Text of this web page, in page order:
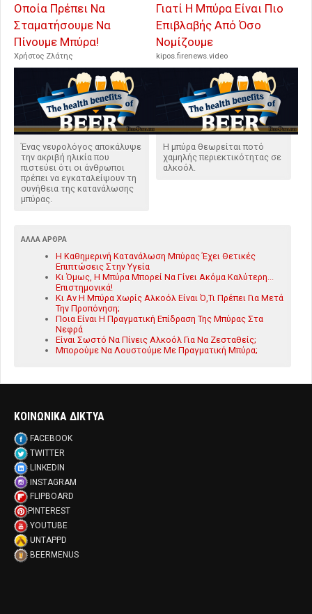
Οποία Πρέπει Να
Σταματήσουμε Να
Πίνουμε Μπύρα!
Χρήστος Ζλάτης
Ένας νευρολόγος αποκάλυψε
την ακριβή ηλικία που
πιστεύει ότι οι άνθρωποι
πρέπει να εγκαταλείψουν τη
συνήθεια της κατανάλωσης
μπύρας.
Γιατί Η Μπύρα Είναι Πιο
Επιβλαβής Από Όσο
Νομίζουμε
kipos.firenews.video
Η μπύρα θεωρείται ποτό
χαμηλής περιεκτικότητας σε
αλκοόλ.
ΆΛΛΑ ΆΡΘΡΑ
Η Καθημερινή Κατανάλωση Μπύρας Έχει Θετικές
Επιπτώσεις Στην Υγεία
Κι Όμως, Η Μπύρα Μπορεί Να Γίνει Ακόμα Καλύτερη...
Επιστημονικά!
Κι Αν Η Μπύρα Χωρίς Αλκοόλ Είναι Ό,Τι Πρέπει Για Μετά
Την Προπόνηση;
Ποια Είναι Η Πραγματική Επίδραση Της Μπύρας Στα
Νεφρά
Είναι Σωστό Να Πίνεις Αλκοόλ Για Να Ζεσταθείς;
Μπορούμε Να Λουστούμε Με Πραγματική Μπύρα;
ΚΟΙΝΩΝΙΚΑ ΔΙΚΤΥΑ
FACEBOOK
TWITTER
LINKEDIN
INSTAGRAM
FLIPBOARD
PINTEREST
YOUTUBE
UNTAPPD
BEERMENUS